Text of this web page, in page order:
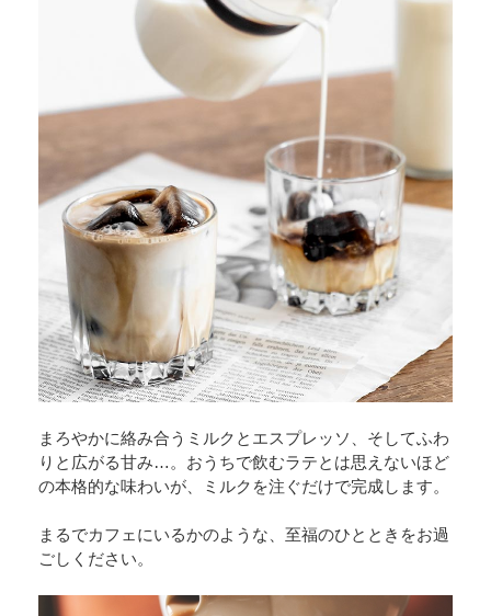
まろやかに絡み合うミルクとエスプレッソ、そしてふわ
りと広がる甘み…。おうちで飲むラテとは思えないほど
の本格的な味わいが、ミルクを注ぐだけで完成します。
まるでカフェにいるかのような、至福のひとときをお過
ごしください。